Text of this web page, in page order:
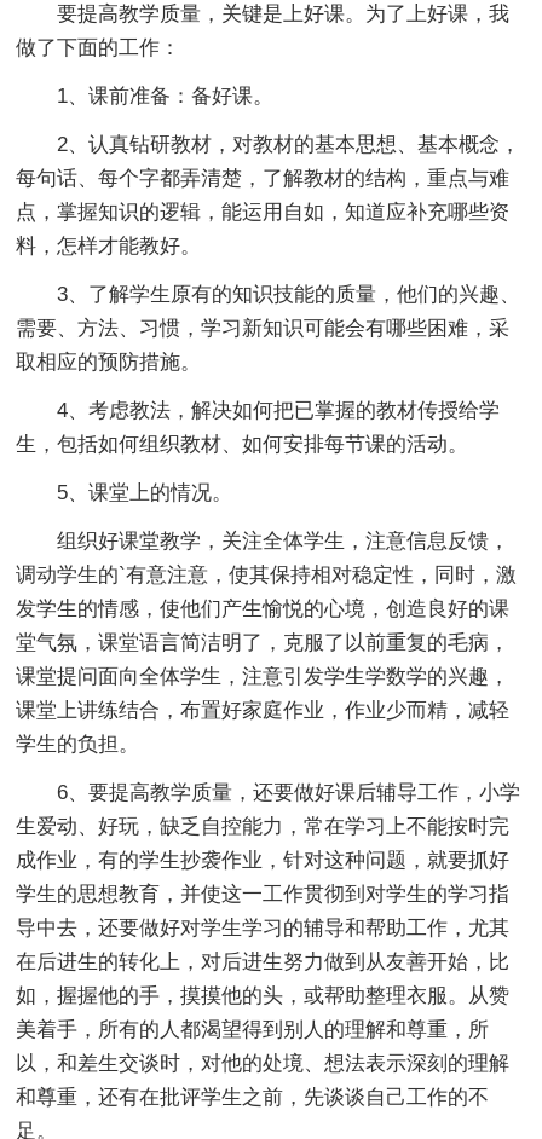
要提高教学质量，关键是上好课。为了上好课，我
做了下面的工作：
1、课前准备：备好课。
2、认真钻研教材，对教材的基本思想、基本概念，
每句话、每个字都弄清楚，了解教材的结构，重点与难
点，掌握知识的逻辑，能运用自如，知道应补充哪些资
料，怎样才能教好。
3、了解学生原有的知识技能的质量，他们的兴趣、
需要、方法、习惯，学习新知识可能会有哪些困难，采
取相应的预防措施。
4、考虑教法，解决如何把已掌握的教材传授给学
生，包括如何组织教材、如何安排每节课的活动。
5、课堂上的情况。
组织好课堂教学，关注全体学生，注意信息反馈，
调动学生的`有意注意，使其保持相对稳定性，同时，激
发学生的情感，使他们产生愉悦的心境，创造良好的课
堂气氛，课堂语言简洁明了，克服了以前重复的毛病，
课堂提问面向全体学生，注意引发学生学数学的兴趣，
课堂上讲练结合，布置好家庭作业，作业少而精，减轻
学生的负担。
6、要提高教学质量，还要做好课后辅导工作，小学
生爱动、好玩，缺乏自控能力，常在学习上不能按时完
成作业，有的学生抄袭作业，针对这种问题，就要抓好
学生的思想教育，并使这一工作贯彻到对学生的学习指
导中去，还要做好对学生学习的辅导和帮助工作，尤其
在后进生的转化上，对后进生努力做到从友善开始，比
如，握握他的手，摸摸他的头，或帮助整理衣服。从赞
美着手，所有的人都渴望得到别人的理解和尊重，所
以，和差生交谈时，对他的处境、想法表示深刻的理解
和尊重，还有在批评学生之前，先谈谈自己工作的不
足。